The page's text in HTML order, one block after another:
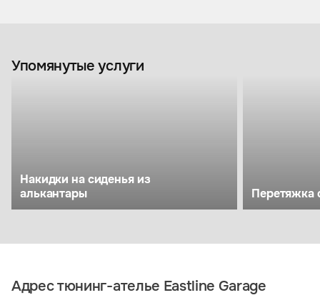
Упомянутые услуги
Накидки на сиденья из
алькантары
Перетяжка
Адрес тюнинг-ателье Eastline Garage